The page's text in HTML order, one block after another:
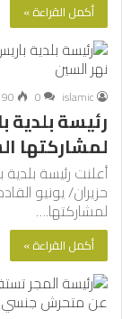
أكمل القراءة »
islamic
0
90
رئيسة
لمشاركتها
أعلنت رئيسة
حزيران/ يونيو
لمشاركتها.…
أكمل القراءة »